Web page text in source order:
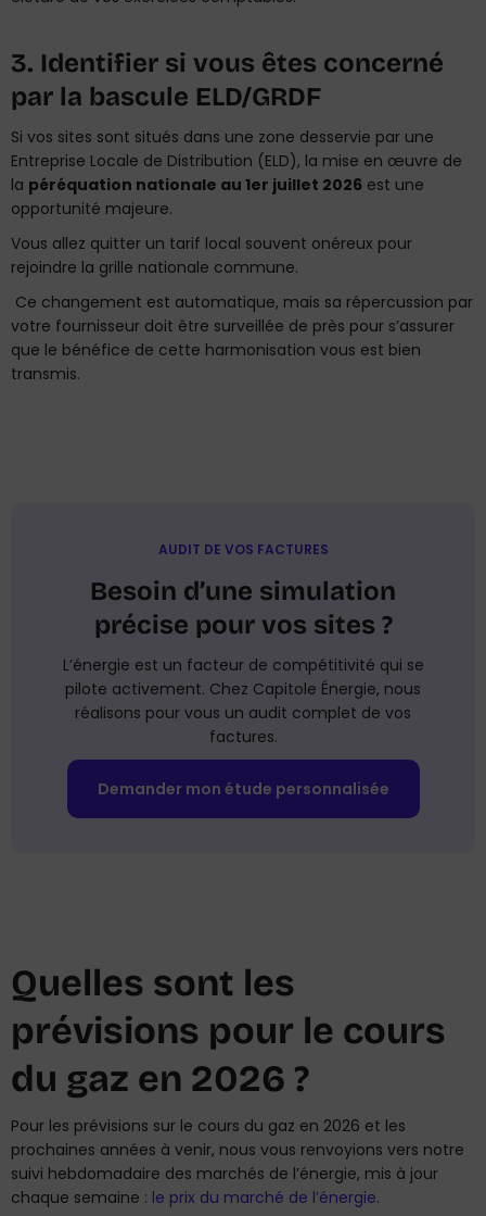
3. Identifier si vous êtes concerné
par la bascule ELD/GRDF
Si vos sites sont situés dans une zone desservie par une
Entreprise Locale de Distribution (ELD), la mise en œuvre de
la péréquation nationale au 1er juillet 2026 est une
opportunité majeure.
Vous allez quitter un tarif local souvent onéreux pour
rejoindre la grille nationale commune.
Ce changement est automatique, mais sa répercussion par
votre fournisseur doit être surveillée de près pour s’assurer
que le bénéfice de cette harmonisation vous est bien
transmis.
AUDIT DE VOS FACTURES
Besoin d’une simulation
précise pour vos sites ?
L’énergie est un facteur de compétitivité qui se
pilote activement. Chez Capitole Énergie, nous
réalisons pour vous un audit complet de vos
factures.
Demander mon étude personnalisée
Quelles sont les
prévisions pour le cours
du gaz en 2026 ?
Pour les prévisions sur le cours du gaz en 2026 et les
prochaines années à venir, nous vous renvoyions vers notre
suivi hebdomadaire des marchés de l’énergie, mis à jour
chaque semaine : le prix du marché de l’énergie.